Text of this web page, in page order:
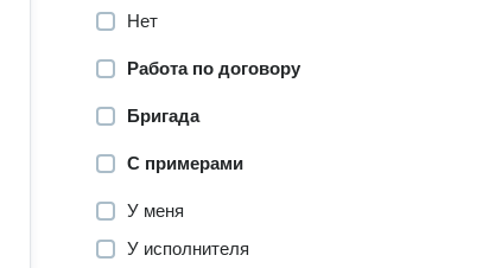
Нет
Работа по договору
Бригада
С примерами
У меня
У исполнителя